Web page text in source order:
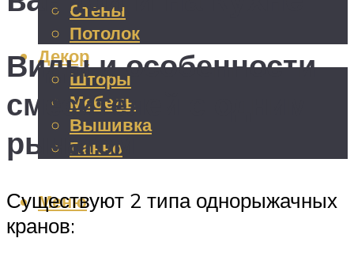
Стены
Потолок
Декор
Шторы
Мебель
Вышивка
Панно
Меню
Виды и особенности
смесителей с одним
рычагом
Существуют 2 типа однорыжачных
кранов: